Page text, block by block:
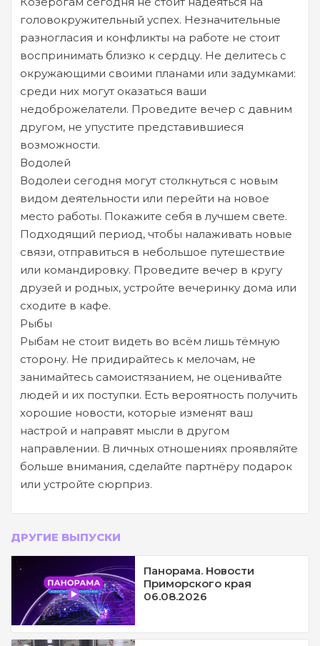
головокружительный успех. Незначительные
разногласия и конфликты на работе не стоит
воспринимать близко к сердцу. Не делитесь с
окружающими своими планами или задумками:
среди них могут оказаться ваши
недоброжелатели. Проведите вечер с давним
другом, не упустите представившиеся
возможности.
Водолей
Водолеи сегодня могут столкнуться с новым
видом деятельности или перейти на новое
место работы. Покажите себя в лучшем свете.
Подходящий период, чтобы налаживать новые
связи, отправиться в небольшое путешествие
или командировку. Проведите вечер в кругу
друзей и родных, устройте вечеринку дома или
сходите в кафе.
Рыбы
Рыбам не стоит видеть во всём лишь тёмную
сторону. Не придирайтесь к мелочам, не
занимайтесь самоистязанием, не оценивайте
людей и их поступки. Есть вероятность получить
хорошие новости, которые изменят ваш
настрой и направят мысли в другом
направлении. В личных отношениях проявляйте
больше внимания, сделайте партнёру подарок
или устройте сюрприз.
ДРУГИЕ ВЫПУСКИ
Панорама. Новости
Приморского края
06.08.2026